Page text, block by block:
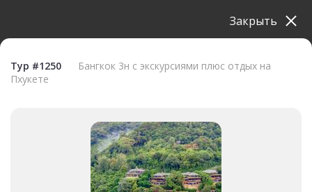
Тур #1250
Бангкок 3н с экскурсиями плюс отдых на
Пхукете
Закрыть